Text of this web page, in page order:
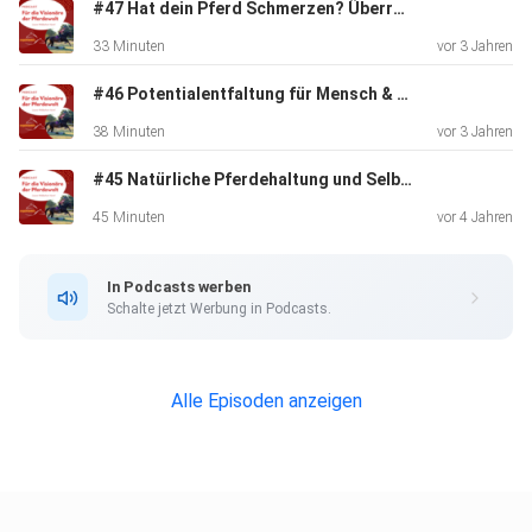
src=eqnc&presetVoucher=EQNC5&utm_source=ner&utm_
medium=li&utm_campaign=de.po.ro.sa
*****Dein persönlicher
Rabatt-Code****: EQNC5
https://helden.de/
************************************
#47 Hat dein Pferd Schmerzen? Überraschende Erkenntnisse im Interview mit Paul Altmann
33 Minuten vor 3 Jahren
#46 Potentialentfaltung für Mensch & Pferd - Das Pferd ist dein Spiegel, Interview mit Gloria Ameruoso
38 Minuten vor 3 Jahren
#45 Natürliche Pferdehaltung und Selbstversorger - Von Wildpferden lernen, Interview mit Marc Lubetzki
45 Minuten vor 4 Jahren
In Podcasts werben
Schalte jetzt Werbung in Podcasts.
Alle Episoden anzeigen